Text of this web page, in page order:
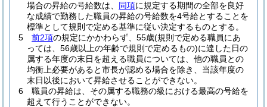
場合の昇給の号給数は、 同項に規定する期間の全部を良好
な成績で勤務した職員の昇給の号給数を4号給とすることを
標準として規則で定める基準に従い決定するものとする。
5
前2項の規定にかかわらず、55歳(規則で定める職員にあ
っては、56歳以上の年齢で規則で定めるもの)に達した日の
属する年度の末日を超える職員については、他の職員との
均衡上必要があると市長が認める場合を除き、当該年度の
末日以後において昇給させることができない。
6
職員の昇給は、その属する職務の級における最高の号給を
超えて行うことができない。